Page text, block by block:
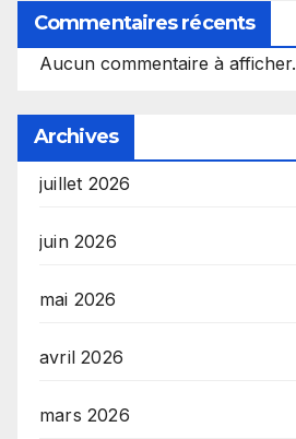
Commentaires récents
Aucun commentaire à afficher.
Archives
juillet 2026
juin 2026
mai 2026
avril 2026
mars 2026